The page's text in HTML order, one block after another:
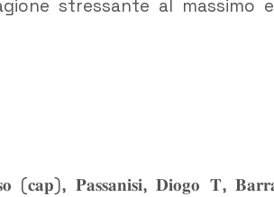
stressante al massimo
(𝐜𝐚𝐩), 𝐏𝐚𝐬𝐬𝐚𝐧𝐢𝐬𝐢, 𝐃𝐢𝐨𝐠𝐨 𝐓,